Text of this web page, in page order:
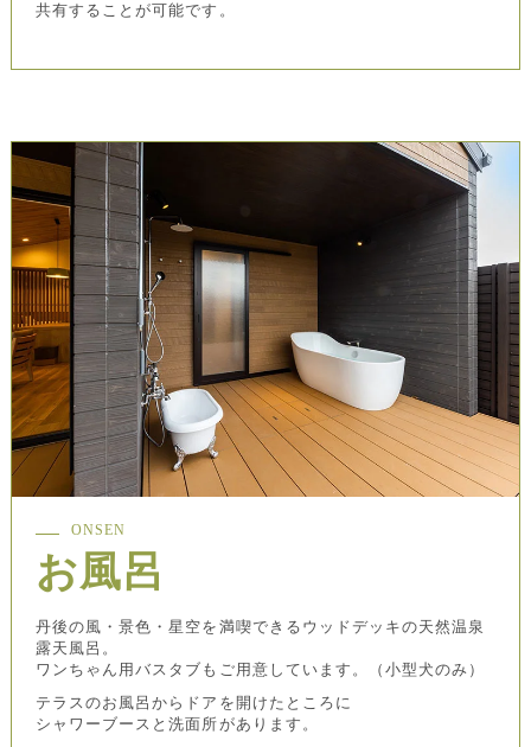
共有することが可能です。
ONSEN
お風呂
丹後の風・景色・星空を満喫できるウッドデッキの天然温泉
露天風呂。
ワンちゃん用バスタブもご用意しています。（小型犬のみ）
テラスのお風呂からドアを開けたところに
シャワーブースと洗面所があります。